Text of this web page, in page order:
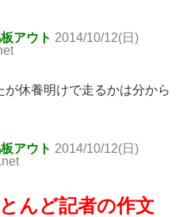
アウト 2014/10/12(日)
休養明けで走るかは分から
アウト 2014/10/12(日)
んど記者の作文